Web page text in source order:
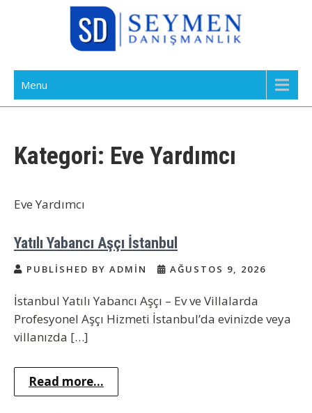
Bakıcı Yardımcı Dadı Danışmanlık
Ajansı İstanbul
Menu
Kategori: Eve Yardımcı
Eve Yardımcı
Yatılı Yabancı Aşçı İstanbul
PUBLISHED BY ADMIN AĞUSTOS 9, 2026
İstanbul Yatılı Yabancı Aşçı – Ev ve Villalarda
Profesyonel Aşçı Hizmeti İstanbul’da evinizde veya
villanızda […]
Read more...